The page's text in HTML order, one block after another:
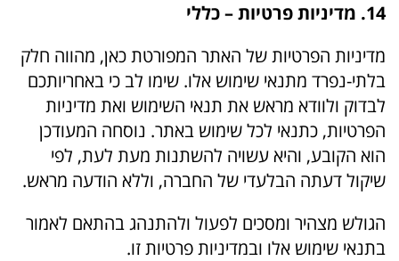
14. מדיניות פרטיות – כללי
מדיניות הפרטיות של האתר המפורטת כאן, מהווה חלק
בלתי-נפרד מתנאי שימוש אלו. שימו לב כי באחריותכם
לבדוק ולוודא מראש את תנאי השימוש ואת מדיניות
הפרטיות, כתנאי לכל שימוש באתר. נוסחה המעודכן
הוא הקובע, והיא עשויה להשתנות מעת לעת, לפי
שיקול דעתה הבלעדי של החברה, וללא הודעה מראש.
הגולש מצהיר ומסכים לפעול ולהתנהג בהתאם לאמור
בתנאי שימוש אלו ובמדיניות פרטיות זו.